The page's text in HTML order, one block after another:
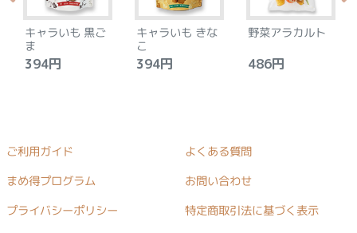
キャラいも 黒ご
ま
394円
キャラいも きな
こ
394円
野菜アラカルト
486円
ご利用ガイド よくある質問
まめ得プログラム お問い合わせ
プライバシーポリシー 特定商取引法に基づく表示